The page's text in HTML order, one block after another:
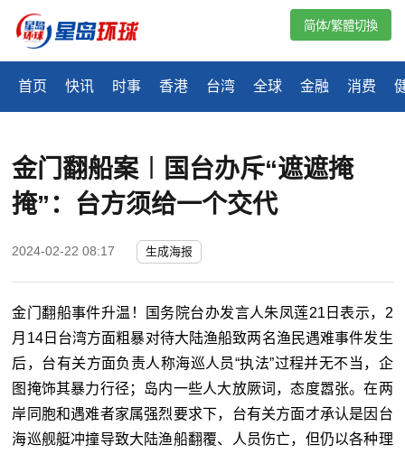
首页 快讯 时事 香港 台湾 全球 金融 消费
简体/繁體切換
金门翻船案︱国台办斥“遮遮掩
掩”：台方须给一个交代
2024-02-22 08:17 生成海报
金门翻船事件升温！国务院台办发言人朱凤莲21日表示，2
月14日台湾方面粗暴对待大陆渔船致两名渔民遇难事件发生
后，台有关方面负责人称海巡人员“执法”过程并无不当，企
图掩饰其暴力行径；岛内一些人大放厥词，态度嚣张。在两
岸同胞和遇难者家属强烈要求下，台有关方面才承认是因台
海巡舰艇冲撞导致大陆渔船翻覆、人员伤亡，但仍以各种理